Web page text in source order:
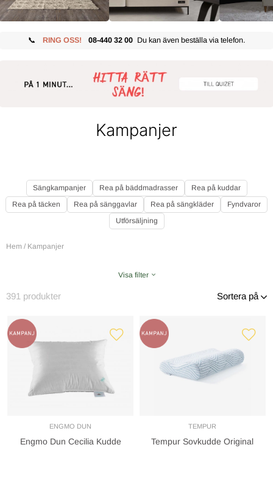
📞 RING OSS! 08-440 32 00 Du kan även beställa via telefon.
Kampanjer
Sängkampanjer Rea på bäddmadrasser
Rea på kuddar
Rea på täcken
Rea på sänggavlar Rea på sängkläder
Fyndvaror
Utförsäljning
Hem / Kampanjer
Visa filter
391 produkter Sortera på
ENGMO DUN
Engmo Dun Cecilia Kudde
TEMPUR
Tempur Sovkudde Original